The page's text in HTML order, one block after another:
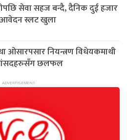
सेवा सहज बन्दै, दैनिक दुई हजार
आवेदन स्लट खुला
ओसारपसार नियन्त्रण विधेयकमाथी
छलफल